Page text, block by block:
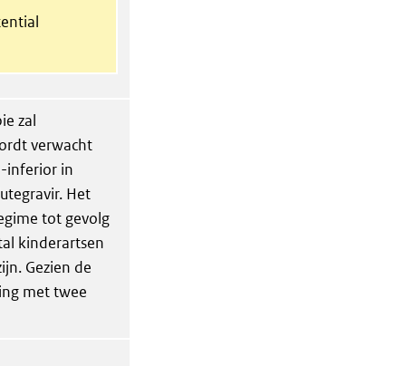
zal
verwacht
inferior in
Het
tot gevolg
kinderartsen
Gezien de
met twee